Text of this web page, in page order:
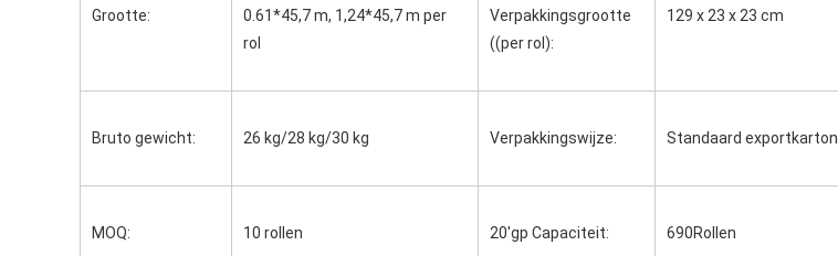
Grootte:
0.61*45,7 m, 1,24*45,7 m per
rol
Verpakkingsgrootte
((per rol):
129 x 23 x 23 cm
Bruto gewicht: 26 kg/28 kg/30 kg Verpakkingswijze: Standaard exportkarton
MOQ: 10 rollen 20'gp Capaciteit: 690Rollen